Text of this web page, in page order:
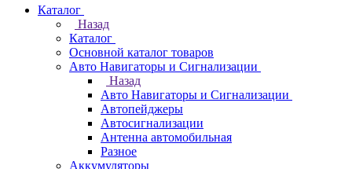
Каталог
Назад
Каталог
Основной каталог товаров
Авто Навигаторы и Сигнализации
Назад
Авто Навигаторы и Сигнализации
Автопейджеры
Автосигнализации
Антенна автомобильная
Разное
Аккумуляторы